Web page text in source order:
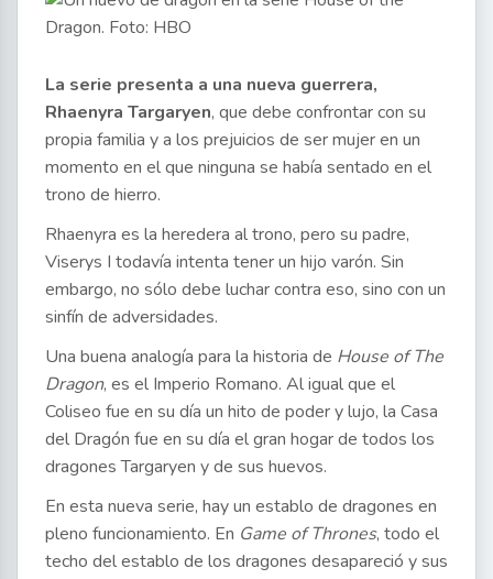
La serie presenta a una nueva guerrera,
Rhaenyra Targaryen, que debe confrontar con su
propia familia y a los prejuicios de ser mujer en un
momento en el que ninguna se había sentado en el
trono de hierro.
Rhaenyra es la heredera al trono, pero su padre,
Viserys I todavía intenta tener un hijo varón. Sin
embargo, no sólo debe luchar contra eso, sino con un
sinfín de adversidades.
Una buena analogía para la historia de House of The
Dragon, es el Imperio Romano. Al igual que el
Coliseo fue en su día un hito de poder y lujo, la Casa
del Dragón fue en su día el gran hogar de todos los
dragones Targaryen y de sus huevos.
En esta nueva serie, hay un establo de dragones en
pleno funcionamiento. En Game of Thrones, todo el
techo del establo de los dragones desapareció y sus